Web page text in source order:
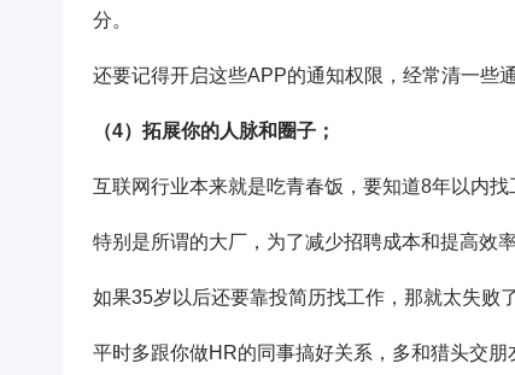
分。
还要记得开启这些APP的通知权限，经常清一些
（4）拓展你的人脉和圈子；
互联网行业本来就是吃青春饭，要知道8年以内
特别是所谓的大厂，为了减少招聘成本和提高效
如果35岁以后还要靠投简历找工作，那就太失败了
平时多跟你做HR的同事搞好关系，多和猎头交